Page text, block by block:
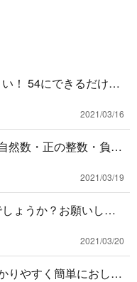
！ 54にできるだけ小
乗にしたい。nは幾つ
2021/03/16
然数・正の整数・負の
2021/03/19
ょうか？お願いしま
2021/03/20
りやすく簡単におしえ